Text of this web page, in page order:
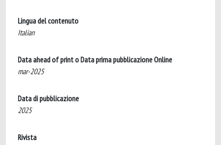
Lingua del contenuto
Italian
Data ahead of print o Data prima pubblicazione Online
mar-2025
Data di pubblicazione
2025
Rivista